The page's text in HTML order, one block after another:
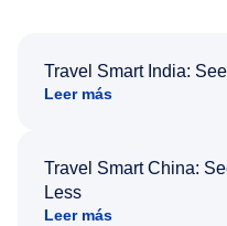
Travel Smart India:
Leer más
Travel Smart China:
Less
Leer más